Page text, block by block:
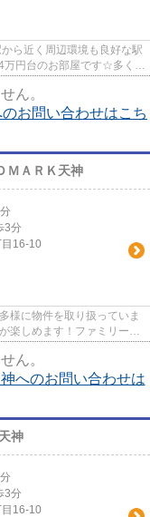
ら近く周辺環境も良好な駅
円台のお部屋です☆多くの
ん。
お問い合わせはこち
ＭＡＲＫ天神
3分
目16-10
様に物件を取り扱っていま
楽しめます！ファミリーか
ん。
へのお問い合わせは
神
3分
目16-10